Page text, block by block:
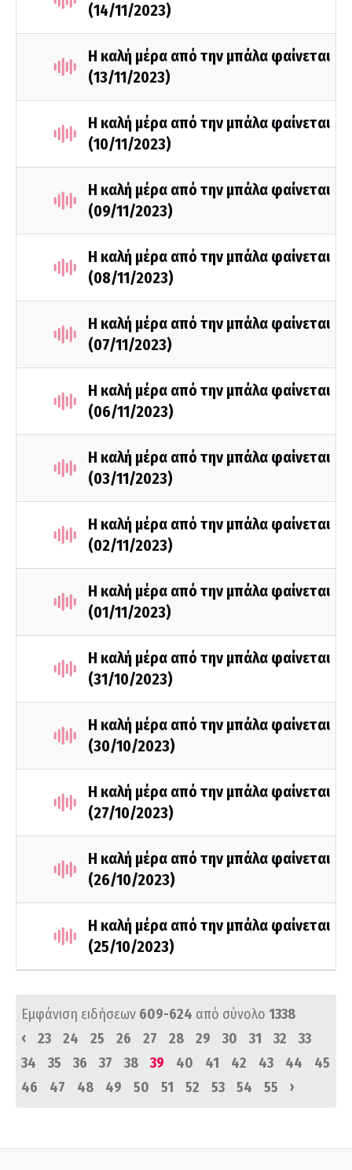
(14/11/2023)
Η καλή μέρα από την μπάλα φαίνεται
(13/11/2023)
H καλή μέρα από την μπάλα φαίνεται
(10/11/2023)
Η καλή μέρα από την μπάλα φαίνεται
(09/11/2023)
H καλή μέρα από την μπάλα φαίνεται
(08/11/2023)
H καλή μέρα από την μπάλα φαίνεται
(07/11/2023)
Η καλή μέρα από την μπάλα φαίνεται
(06/11/2023)
H καλή μέρα από την μπάλα φαίνεται
(03/11/2023)
Η καλή μέρα από την μπάλα φαίνεται
(02/11/2023)
Η καλή μέρα από την μπάλα φαίνεται
(01/11/2023)
H καλή μέρα από την μπάλα φαίνεται
(31/10/2023)
Η καλή μέρα από την μπάλα φαίνεται
(30/10/2023)
Η καλή μέρα από την μπάλα φαίνεται
(27/10/2023)
Η καλή μέρα από την μπάλα φαίνεται
(26/10/2023)
Η καλή μέρα από την μπάλα φαίνεται
(25/10/2023)
Εμφάνιση ειδήσεων 609-624 από σύνολο 1338
‹
23 24 25 26 27 28 29 30 31 32
33
34
35 36 37 38 39 40 41 42 43 44
45
46
47 48 49 50 51 52 53 54 55 ›